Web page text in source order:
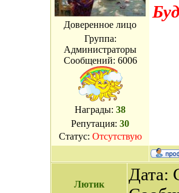
Доверенное лицо
Группа:
Администраторы
Сообщений: 6006
Награды: 38
Репутация: 30
Статус: Отсутствую
Лютик
Дата: